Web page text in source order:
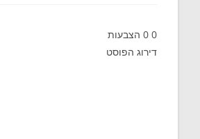
0
0 הצבעות
דירוג הפוסט